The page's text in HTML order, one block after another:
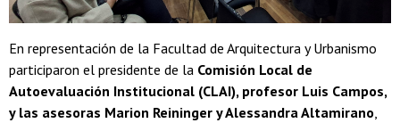
En representación de la Facultad de Arquitectura y Urbanismo
participaron el presidente de la Comisión Local de
Autoevaluación Institucional (CLAI), profesor Luis Campos,
y las asesoras Marion Reininger y Alessandra Altamirano,